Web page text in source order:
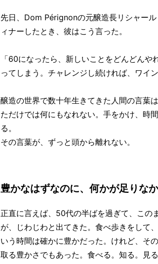
先日、Dom Pérignonの元醸造長リシャー
ィナーしたとき、彼はこう言った。
「60になったら、新しいことをどんどん
ってしまう。チャレンジし続ければ、ワイ
醸造の世界で数十年生きてきた人間の言葉
ただけでは何にもなれない。手をかけ、時
る。
その言葉が、ずっと頭から離れない。
豊かなはずなのに、何かが足りな
正直に言えば、50代の半ばを過ぎて、この
が、じわじわと出てきた。食べ歩きをして
いう時間は確かに豊かだった。けれど、そ
取る豊かさでもあった。食べる。知る。見